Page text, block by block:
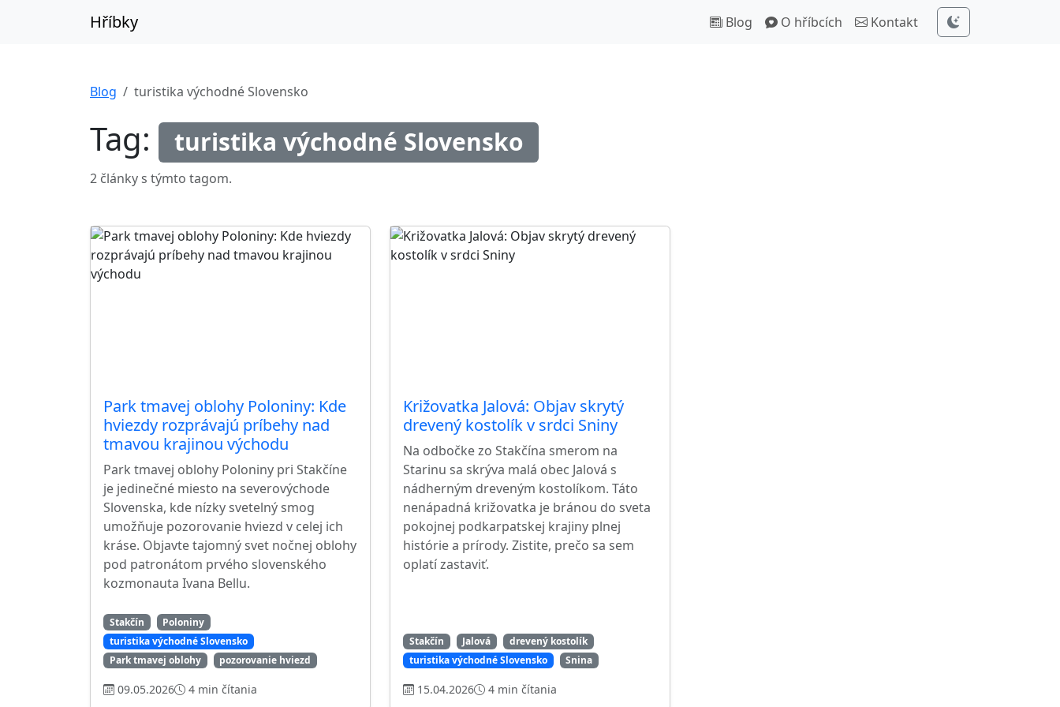
Hříbky Blog O hříbcích Kontakt
Blog turistika východné Slovensko
Tag: turistika východné Slovensko
2 články s týmto tagom.
Park tmavej oblohy Poloniny: Kde
hviezdy rozprávajú príbehy nad
tmavou krajinou východu
Park tmavej oblohy Poloniny pri Stakčíne
je jedinečné miesto na severovýchode
Slovenska, kde nízky svetelný smog
umožňuje pozorovanie hviezd v celej ich
kráse. Objavte tajomný svet nočnej oblohy
pod patronátom prvého slovenského
kozmonauta Ivana Bellu.
Stakčín
Poloniny
turistika východné Slovensko
Park tmavej oblohy
pozorovanie hviezd
09.05.2026 4 min čítania
Križovatka Jalová: Objav skrytý
drevený kostolík v srdci Sniny
Na odbočke zo Stakčína smerom na
Starinu sa skrýva malá obec Jalová s
nádherným dreveným kostolíkom. Táto
nenápadná križovatka je bránou do sveta
pokojnej podkarpatskej krajiny plnej
histórie a prírody. Zistite, prečo sa sem
oplatí zastaviť.
Stakčín Jalová
drevený kostolík
turistika východné Slovensko
Snina
15.04.2026 4 min čítania